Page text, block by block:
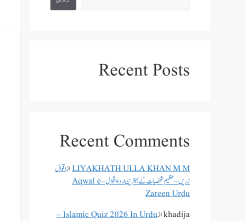
Recent Posts
Recent Comments
LIYAKHATH ULLA KHAN M Mازاقوال
زریں – عظیم شخصیات کے بہترین اردو اقوال – Aqwal e
Zareen Urdu
khadijaاز
Islamic Quiz 2026 In Urdu –